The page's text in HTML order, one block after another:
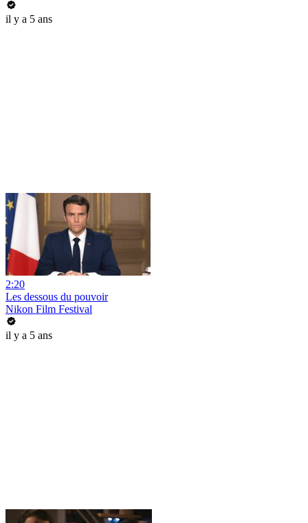
il y a 5 ans
2:20
Les dessous du pouvoir
Nikon Film Festival
il y a 5 ans